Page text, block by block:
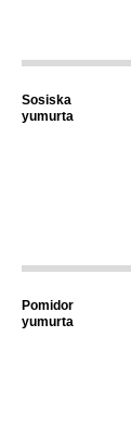
Sosiska
yumurta
Pomidor
yumurta